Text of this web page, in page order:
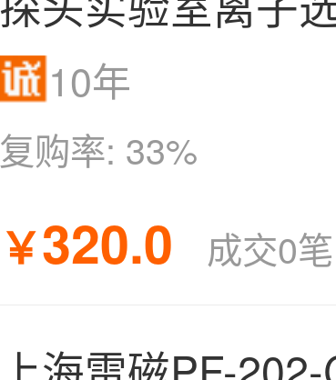
复购率: 33%
10年
￥320.0 成交0笔